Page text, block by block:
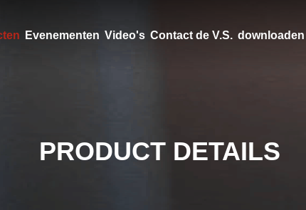
Evenementen Video's Contact de V.S. downloaden
PRODUCT DETAILS